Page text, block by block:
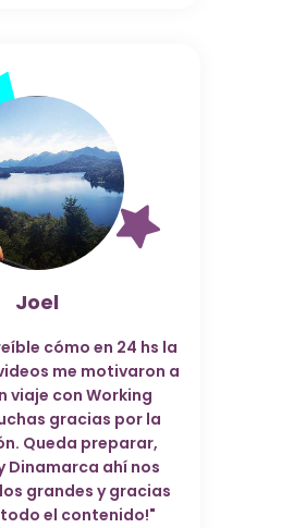
Joel
cómo en 24 hs la
me motivaron a
viaje con Working
gracias por la
Queda preparar,
Dinamarca ahí nos
grandes y gracias
el contenido!"